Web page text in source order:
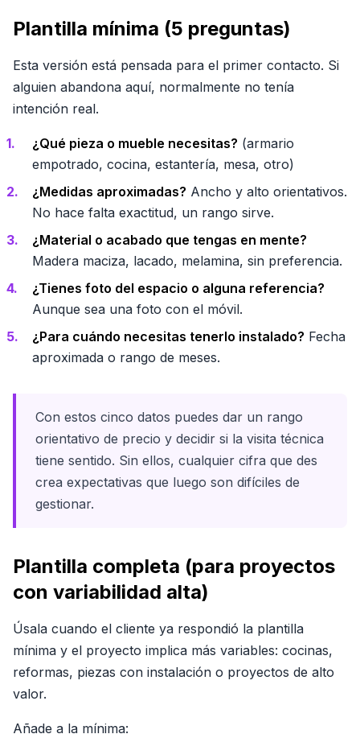
Plantilla mínima (5 preguntas)
Esta versión está pensada para el primer contacto. Si
alguien abandona aquí, normalmente no tenía
intención real.
¿Qué pieza o mueble necesitas? (armario
empotrado, cocina, estantería, mesa, otro)
¿Medidas aproximadas? Ancho y alto orientativos.
No hace falta exactitud, un rango sirve.
¿Material o acabado que tengas en mente?
Madera maciza, lacado, melamina, sin preferencia.
¿Tienes foto del espacio o alguna referencia?
Aunque sea una foto con el móvil.
¿Para cuándo necesitas tenerlo instalado? Fecha
aproximada o rango de meses.
Con estos cinco datos puedes dar un rango
orientativo de precio y decidir si la visita técnica
tiene sentido. Sin ellos, cualquier cifra que des
crea expectativas que luego son difíciles de
gestionar.
Plantilla completa (para proyectos
con variabilidad alta)
Úsala cuando el cliente ya respondió la plantilla
mínima y el proyecto implica más variables: cocinas,
reformas, piezas con instalación o proyectos de alto
valor.
Añade a la mínima: